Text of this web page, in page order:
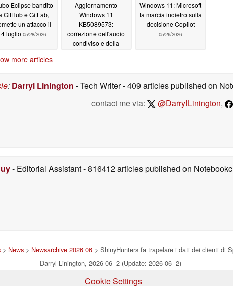
Eclipse bandito
GitHub e GitLab,
un attacco il
luglio 05/28/2026
Aggiornamento
Windows 11
KB5089573:
correzione dell'audio
condiviso e della
Windows 11: Microsoft
fa marcia indietro sulla
decisione Copilot
05/26/2026
more articles
: Darryl Linington - Tech Writer- 409 articles published on
contact me via:
@DarrylLinington,
- Editorial Assistant- 816412 articles published on
> News > Newsarchive 2026 06 > ShinyHunters fa trapelare i dati dei clienti di
Darryl Linington, 2026-06- 2 (Update: 2026-06- 2)
Cookie Settings